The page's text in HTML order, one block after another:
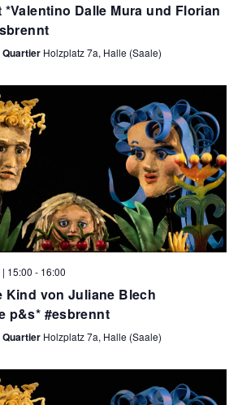
Dalle Mura und Florian
Quartier Holzplatz 7a, Halle (Saale)
15:00 - 16:00
Kind von Juliane Blech
p&s* #esbrennt
Quartier Holzplatz 7a, Halle (Saale)